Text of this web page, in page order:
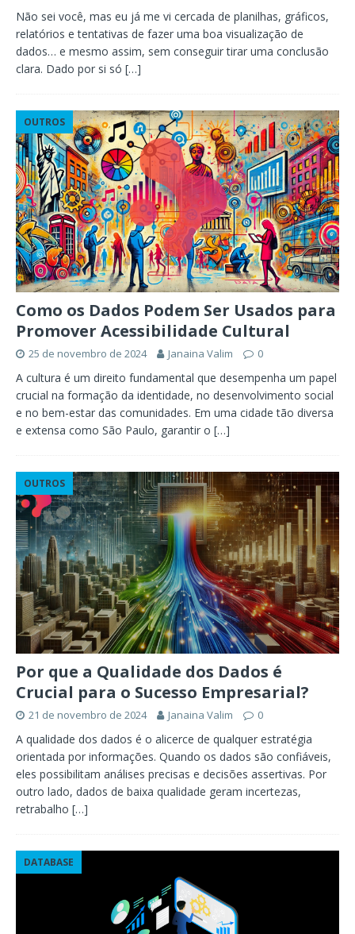
Não sei você, mas eu já me vi cercada de planilhas, gráficos,
relatórios e tentativas de fazer uma boa visualização de
dados… e mesmo assim, sem conseguir tirar uma conclusão
clara. Dado por si só […]
OUTROS
Como os Dados Podem Ser Usados para
Promover Acessibilidade Cultural
25 de novembro de 2024 Janaina Valim 0
A cultura é um direito fundamental que desempenha um papel
crucial na formação da identidade, no desenvolvimento social
e no bem-estar das comunidades. Em uma cidade tão diversa
e extensa como São Paulo, garantir o […]
OUTROS
Por que a Qualidade dos Dados é
Crucial para o Sucesso Empresarial?
21 de novembro de 2024 Janaina Valim 0
A qualidade dos dados é o alicerce de qualquer estratégia
orientada por informações. Quando os dados são confiáveis,
eles possibilitam análises precisas e decisões assertivas. Por
outro lado, dados de baixa qualidade geram incertezas,
retrabalho […]
DATABASE